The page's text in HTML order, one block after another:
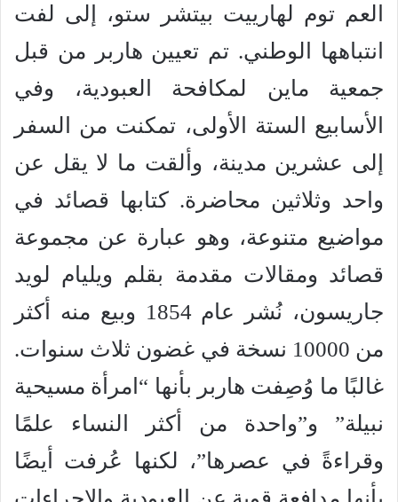
العم توم لهارييت بيتشر ستو، إلى لفت
انتباهها الوطني. تم تعيين هاربر من قبل
جمعية ماين لمكافحة العبودية، وفي
الأسابيع الستة الأولى، تمكنت من السفر
إلى عشرين مدينة، وألقت ما لا يقل عن
واحد وثلاثين محاضرة. كتابها قصائد في
مواضيع متنوعة، وهو عبارة عن مجموعة
قصائد ومقالات مقدمة بقلم ويليام لويد
جاريسون، نُشر عام 1854 وبيع منه أكثر
من 10000 نسخة في غضون ثلاث سنوات.
غالبًا ما وُصِفت هاربر بأنها “امرأة مسيحية
نبيلة” و”واحدة من أكثر النساء علمًا
وقراءةً في عصرها”، لكنها عُرفت أيضًا